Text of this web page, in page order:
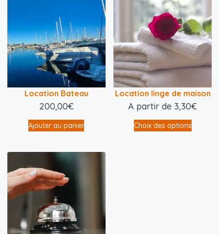
Location Bateau
200,00€
Ajouter au panier
Location linge de maison
A partir de 3,30€
Choix des options